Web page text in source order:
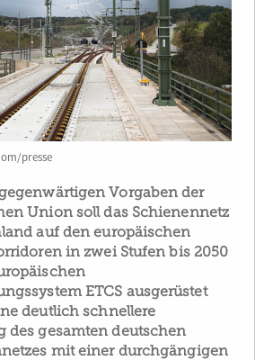
presse
Vorgaben der
Union soll das Schienennetz
auf den europäischen
in zwei Stufen bis 2050
ETCS ausgerüstet
deutlich schnellere
des gesamten deutschen
mit einer durchgängigen